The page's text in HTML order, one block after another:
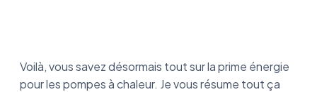
Voilà, vous savez désormais tout sur la prime énergie
pour les pompes à chaleur. Je vous résume tout ça